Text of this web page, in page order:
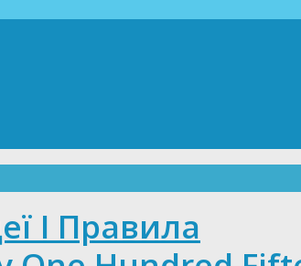
І Правила